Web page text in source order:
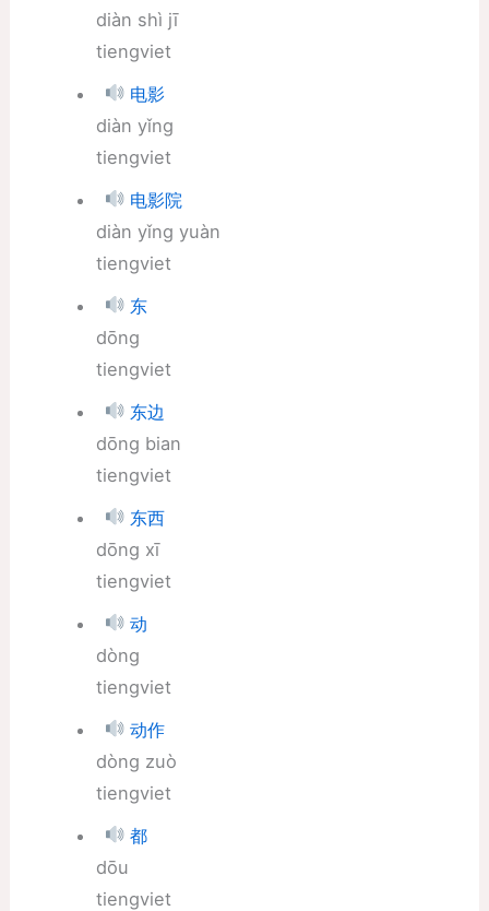
diàn shì jī
tiengviet
电影
diàn yǐng
tiengviet
电影院
diàn yǐng yuàn
tiengviet
东
dōng
tiengviet
东边
dōng bian
tiengviet
东西
dōng xī
tiengviet
动
dòng
tiengviet
动作
dòng zuò
tiengviet
都
dōu
tiengviet